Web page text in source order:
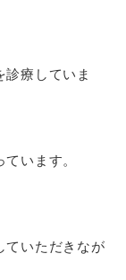
療していま
います。
ていただきなが